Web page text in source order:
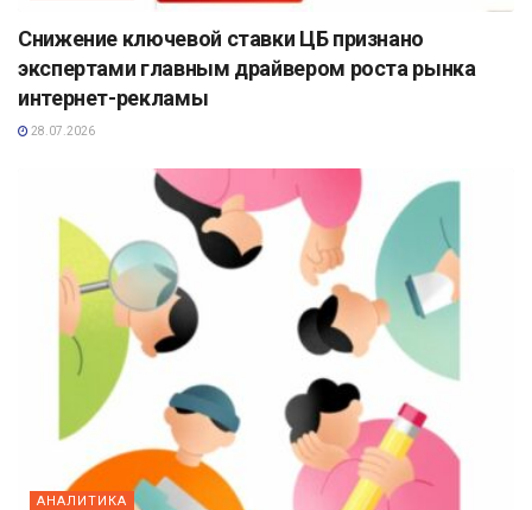
Снижение ключевой ставки ЦБ признано
экспертами главным драйвером роста рынка
интернет-рекламы
28.07.2026
АНАЛИТИКА